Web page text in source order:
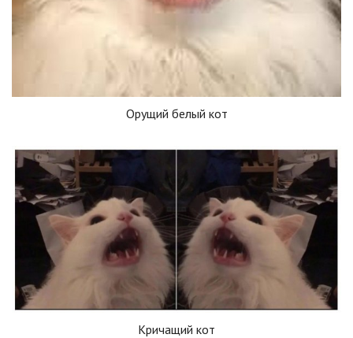
Орущий белый кот
Кричащий кот